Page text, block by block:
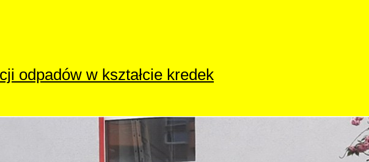
odpadów w kształcie kredek